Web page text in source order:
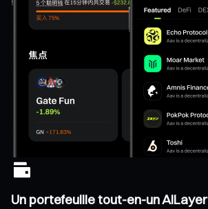
Un portefeuille tout-en-un AILayer